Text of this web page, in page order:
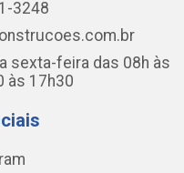
3248
sexta-feira das 08h às
às 17h30